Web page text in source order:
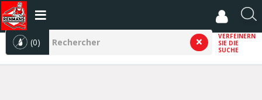
Direkt
zum
Inhalt
R
e
(0)
VERFEINERN
SIE DIE
SUCHE